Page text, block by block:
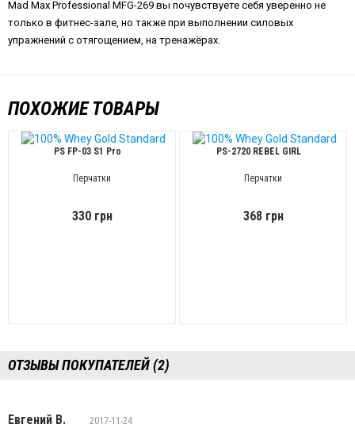
Mad Max Professional MFG-269 вы почувствуете себя уверенно не
только в фитнес-зале, но также при выполнении силовых
упражнений с отягощением, на тренажёрах.
ПОХОЖИЕ ТОВАРЫ
PS FP-03 S1 Pro
Перчатки
330 грн
PS-2720 REBEL GIRL
Перчатки
368 грн
ОТЗЫВЫ ПОКУПАТЕЛЕЙ (2)
Евгений В.
2017-11-24